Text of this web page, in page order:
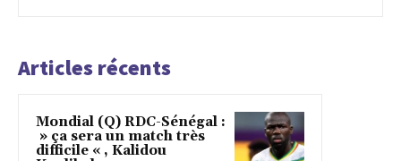
Articles récents
Mondial (Q) RDC-Sénégal :
» ça sera un match très
difficile « , Kalidou